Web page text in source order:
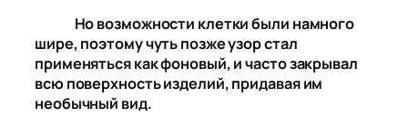
Но возможности клетки были намного
шире, поэтому чуть позже узор стал
применяться как фоновый, и часто закрывал
всю поверхность изделий, придавая им
необычный вид.